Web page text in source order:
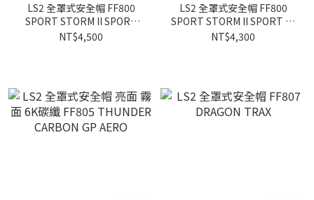
LS2 全罩式安全帽 FF800
SPORT STORM II SPORT
66公路彩繪款
NT$4,500
LS2 全罩式安全帽 FF800
SPORT STORM II SPORT 素
色款
NT$4,300